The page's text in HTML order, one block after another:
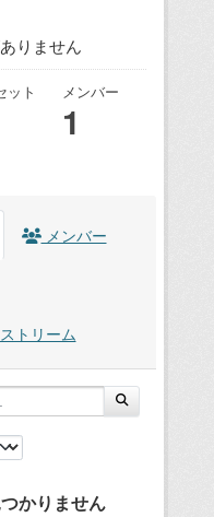
りません
ット メンバー
1
メンバー
トリーム
かりません